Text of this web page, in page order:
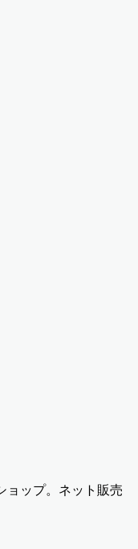
ョップ。ネット販売